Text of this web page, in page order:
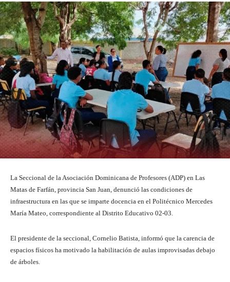
La Seccional de la Asociación Dominicana de Profesores (ADP) en Las
Matas de Farfán, provincia San Juan, denunció las condiciones de
infraestructura en las que se imparte docencia en el Politécnico Mercedes
María Mateo, correspondiente al Distrito Educativo 02-03.
El presidente de la seccional, Cornelio Batista, informó que la carencia de
espacios físicos ha motivado la habilitación de aulas improvisadas debajo
de árboles.